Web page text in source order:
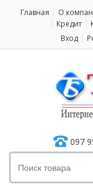
Главная О
Кредит
Вход
097